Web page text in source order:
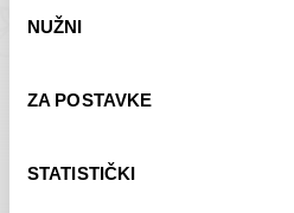
pristanka
NUŽNI
ZA POSTAVKE
STATISTIČKI
Dolac
ODABERI OPCIJE